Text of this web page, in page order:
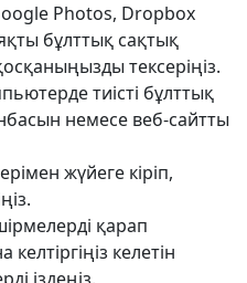
Photos, Dropbox
бұлттық сақтық
тексеріңіз.
тиісті бұлттық
немесе веб-сайтты
жүйеге кіріп,
қарап
келетін